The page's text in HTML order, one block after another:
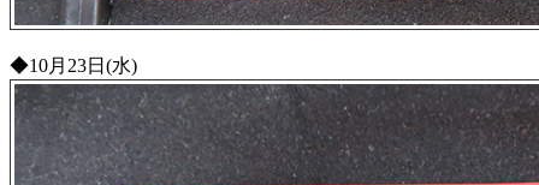
◆10月23日(水)